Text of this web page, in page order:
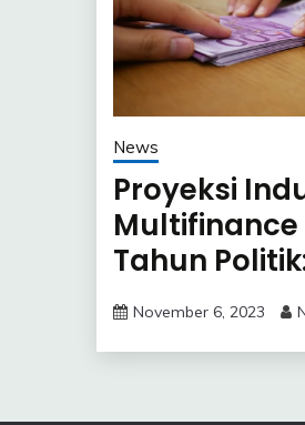
News
Proyeksi
Multifinance
Tahun
dari OJK dan
Finance
November 6, 2023